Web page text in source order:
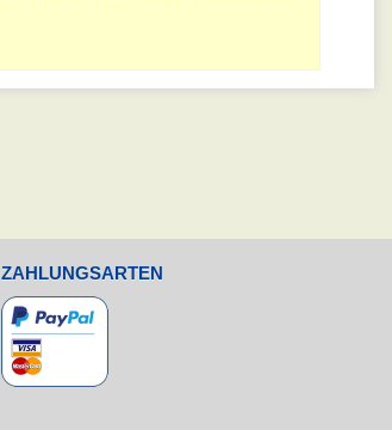
ZAHLUNGSARTEN